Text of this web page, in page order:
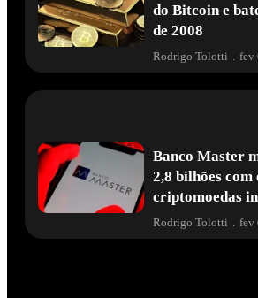
do Bitcoin e
de 2008
Rodrigo Tolotti . fev
Banco Master
2,8 bilhões com
criptomoedas
Rodrigo Tolotti fev